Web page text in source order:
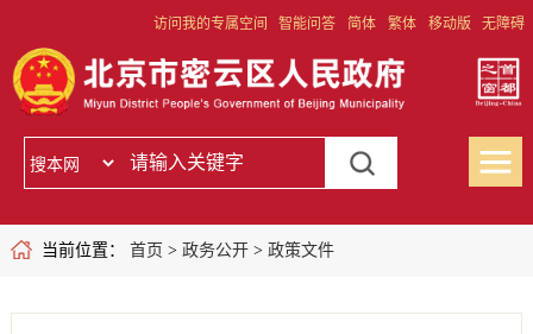
访问我的专属空间 智能问答 简体 繁体 移动版 无障碍
当前位置： 首页 > 政务公开> 政策文件